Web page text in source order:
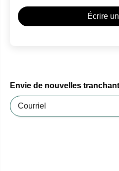
Écrire
Envie de nouvelles